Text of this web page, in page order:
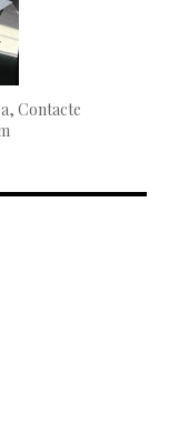
Contacte